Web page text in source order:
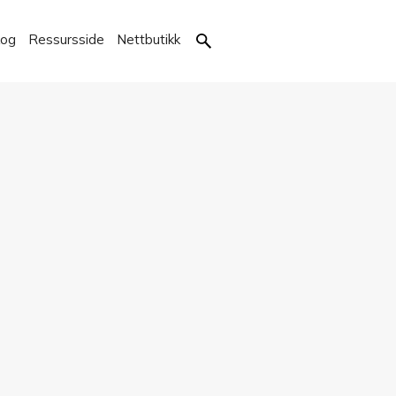
Ressursside Nettbutikk